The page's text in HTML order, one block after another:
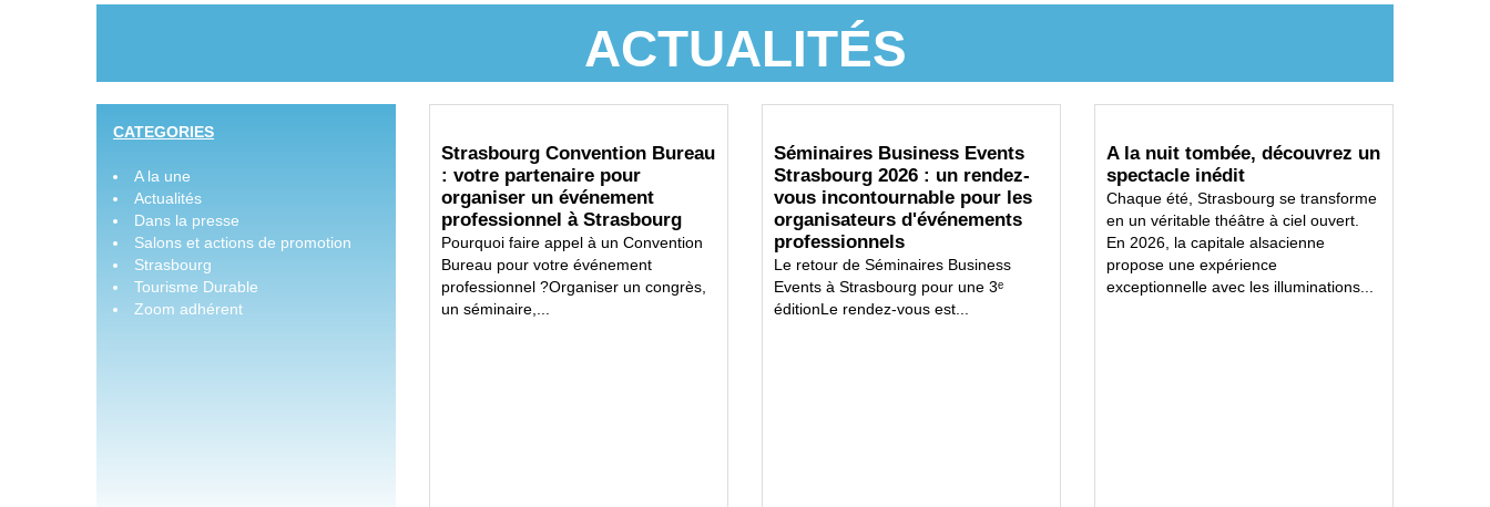
ACTUALITÉS
CATEGORIES
A la une
Actualités
Dans la presse
Salons et actions de promotion
Strasbourg
Tourisme Durable
Zoom adhérent
Strasbourg Convention Bureau
: votre partenaire pour
organiser un événement
professionnel à Strasbourg
Pourquoi faire appel à un Convention
Bureau pour votre événement
professionnel ?Organiser un congrès,
un séminaire,...
Séminaires Business Events
Strasbourg 2026 : un rendez-
vous incontournable pour les
organisateurs d'événements
professionnels
Le retour de Séminaires Business
Events à Strasbourg pour une 3ᵉ
éditionLe rendez-vous est...
A la nuit tombée, découvrez un
spectacle inédit
Chaque été, Strasbourg se transforme
en un véritable théâtre à ciel ouvert.
En 2026, la capitale alsacienne
propose une expérience
exceptionnelle avec les illuminations...